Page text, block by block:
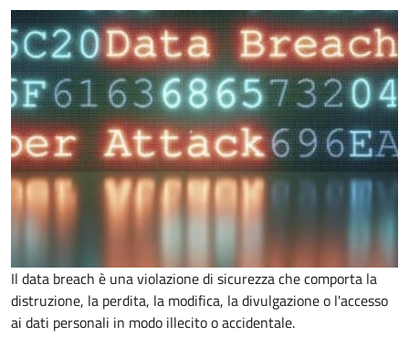
Il data breach è una violazione di sicurezza che comporta la
distruzione, la perdita, la modifica, la divulgazione o l'accesso
ai dati personali in modo illecito o accidentale.